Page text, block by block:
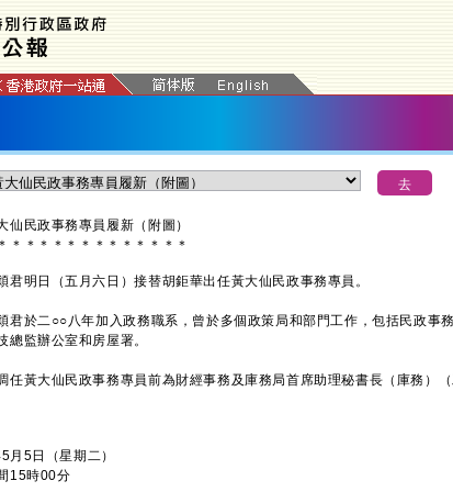
仙民政事務專員履新（附圖）
＊ ＊ ＊ ＊ ＊ ＊ ＊ ＊ ＊ ＊ ＊ ＊ ＊ ＊
明日（五月六日）接替胡鉅華出任黃大仙民政事務專員。
於二○○八年加入政務職系，曾於多個政策局和部門工作，包括民政事
總監辦公室和房屋署。
黃大仙民政事務專員前為財經事務及庫務局首席助理秘書長（庫務）（
月5日（星期二）
15時00分